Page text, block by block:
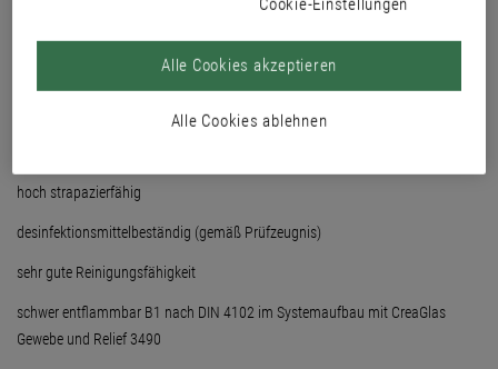
Deckvermögen H10-Klasse 2 bei 7 m²/l
hoch strapazierfähig
desinfektionsmittelbeständig (gemäß Prüfzeugnis)
sehr gute Reinigungsfähigkeit
schwer entflammbar B1 nach DIN 4102 im Systemaufbau mit CreaGlas
Gewebe und Relief 3490
Cookie-Einstellungen
Alle Cookies ablehnen
Alle Cookies akzeptieren